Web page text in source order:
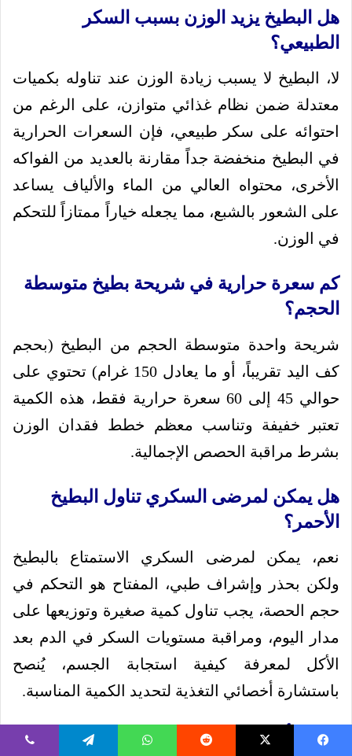
هل البطيخ يزيد الوزن بسبب السكر
الطبيعي؟
لا، البطيخ لا يسبب زيادة الوزن عند تناوله بكميات
معتدلة ضمن نظام غذائي متوازن، على الرغم من
احتوائه على سكر طبيعي، فإن السعرات الحرارية
في البطيخ منخفضة جداً مقارنة بالعديد من الفواكه
الأخرى، محتواه العالي من الماء والألياف يساعد
على الشعور بالشبع، مما يجعله خياراً ممتازاً للتحكم
في الوزن.
كم سعرة حرارية في شريحة بطيخ متوسطة
الحجم؟
شريحة واحدة متوسطة الحجم من البطيخ (بحجم
كف اليد تقريباً، أو ما يعادل 150 غرام) تحتوي على
حوالي 45 إلى 60 سعرة حرارية فقط، هذه الكمية
تعتبر خفيفة وتناسب معظم خطط فقدان الوزن
بشرط مراقبة الحصص الإجمالية.
هل يمكن لمرضى السكري تناول البطيخ
الأحمر؟
نعم، يمكن لمرضى السكري الاستمتاع بالبطيخ
ولكن بحذر وإشراف طبي، المفتاح هو التحكم في
حجم الحصة، يجب تناول كمية صغيرة وتوزيعها على
مدار اليوم، ومراقبة مستويات السكر في الدم بعد
الأكل لمعرفة كيفية استجابة الجسم، يُنصح
باستشارة أخصائي التغذية لتحديد الكمية المناسبة.
ما هي أفضل طريقة لحساب السعرات في